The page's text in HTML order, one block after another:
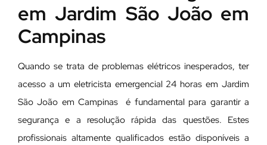
em Jardim São João em
Campinas
Quando se trata de problemas elétricos inesperados, ter
acesso a um eletricista emergencial 24 horas em Jardim
São João em Campinas é fundamental para garantir a
segurança e a resolução rápida das questões. Estes
profissionais altamente qualificados estão disponíveis a